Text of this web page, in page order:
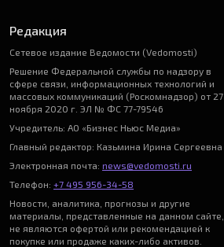
Редакция
Сетевое издание Ведомости (Vedomosti)
Решение Федеральной службы по надзору в
сфере связи, информационных технологий и
массовых коммуникаций (Роскомнадзор) от 27
ноября 2020 г. ЭЛ № ФС 77-79546
Учредитель: АО «Бизнес Ньюс Медиа»
Главный редактор: Казьмина Ирина Сергеевна
Электронная почта: news@vedomosti.ru
Телефон: +7 495 956-34-58
Новости, аналитика, прогнозы и другие
материалы, представленные на данном сайте,
не являются офертой или рекомендацией к
покупке или продаже каких-либо активов.